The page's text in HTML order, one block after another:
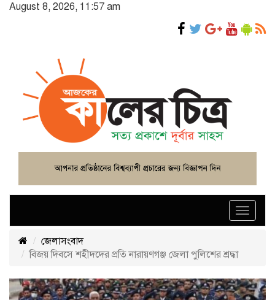
August 8, 2026, 11:57 am
Toggle
জেলাসংবাদ
বিজয় দিবসে শহীদদের প্রতি নারায়ণগঞ্জ জেলা পুলিশের শ্রদ্ধা